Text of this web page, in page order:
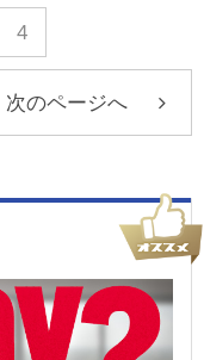
4
次のページへ